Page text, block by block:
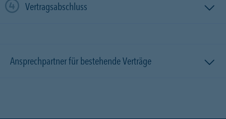
Vertragsabschluss
Ansprechpartner für bestehende Verträge